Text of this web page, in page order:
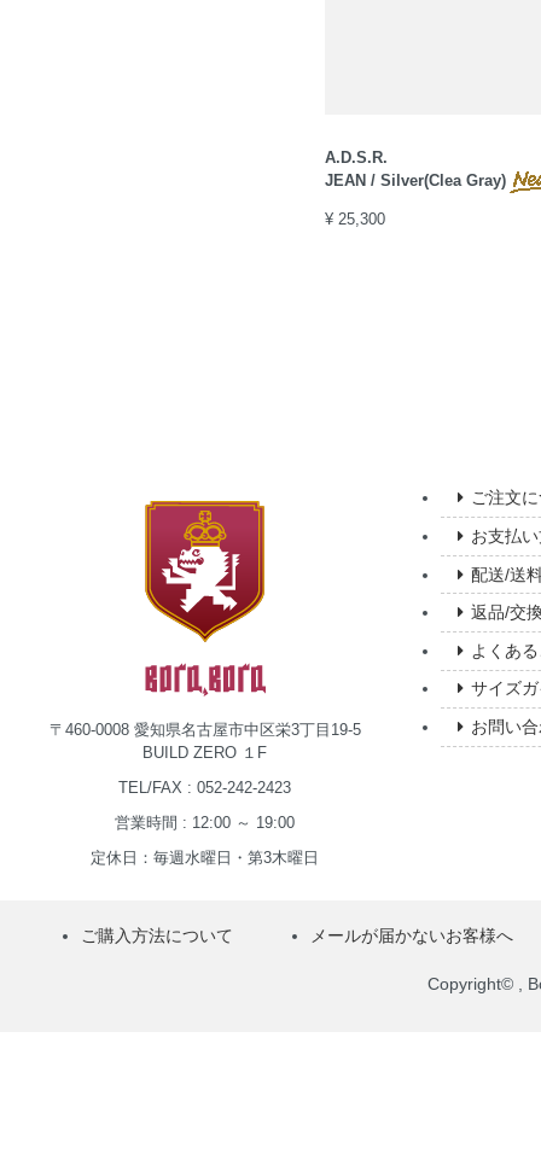
A.D.S.R.
JEAN / Silver(Clea Gray)
¥ 25,300
〒460-0008 愛知県名古屋市中区栄3丁目19-5
BUILD ZERO １F
TEL/FAX : 052-242-2423
営業時間 : 12:00 ～ 19:00
定休日：毎週水曜日・第3木曜日
ご注文
お支払
配送/送
返品/交
よくあ
サイズ
お問い
ご購入方法について メールが届かないお客様へ
Copyright© ,